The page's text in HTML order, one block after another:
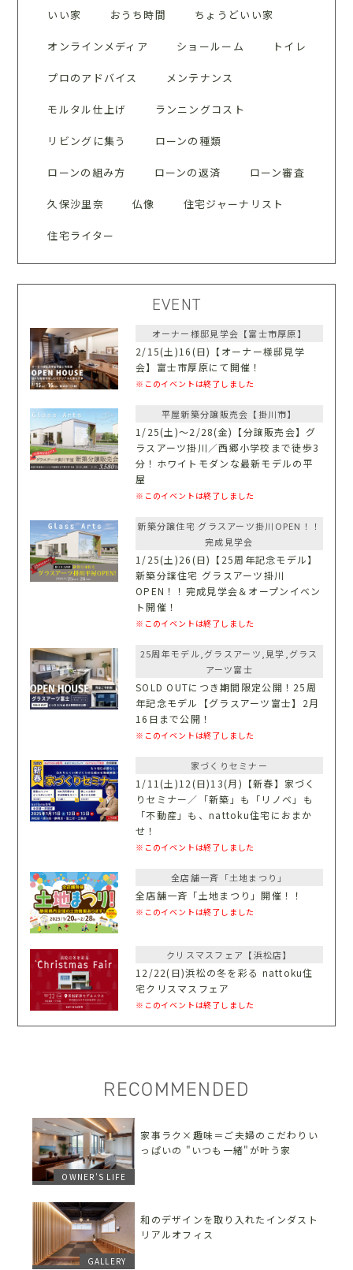
いい家 おうち時間 ちょうどいい家
オンラインメディア ショールーム トイレ
プロのアドバイス メンテナンス
モルタル仕上げ ランニングコスト
リビングに集う ローンの種類
ローンの組み方 ローンの返済 ローン審査
久保沙里奈 仏像 住宅ジャーナリスト
住宅ライター
EVENT
オーナー様邸見学会【富士市厚原】
2/15(土)16(日)【オーナー様邸見学
会】富士市厚原にて開催！
※このイベントは終了しました
平屋新築分譲販売会【掛川市】
1/25(土)〜2/28(金)【分譲販売会】グ
ラスアーツ掛川／西郷小学校まで徒歩3
分！ホワイトモダンな最新モデルの平
屋
※このイベントは終了しました
新築分譲住宅 グラスアーツ掛川OPEN！！
完成見学会
1/25(土)26(日)【25周年記念モデル】
新築分譲住宅 グラスアーツ掛川
OPEN！！完成見学会＆オープンイベン
ト開催！
※このイベントは終了しました
25周年モデル,グラスアーツ,見学,グラス
アーツ富士
SOLD OUTにつき期間限定公開！25周
年記念モデル【グラスアーツ富士】2月
16日まで公開！
※このイベントは終了しました
家づくりセミナー
1/11(土)12(日)13(月)【新春】家づく
りセミナー／「新築」も「リノベ」も
「不動産」も、nattoku住宅におまか
せ！
※このイベントは終了しました
全店舗一斉「土地まつり」
全店舗一斉「土地まつり」開催！！
※このイベントは終了しました
クリスマスフェア【浜松店】
12/22(日)浜松の冬を彩る nattoku住
宅クリスマスフェア
※このイベントは終了しました
RECOMMENDED
OWNER'S LIFE
家事ラク×趣味＝ご夫婦のこだわりい
っぱいの "いつも一緒"が叶う家
GALLERY
和のデザインを取り入れたインダスト
リアルオフィス